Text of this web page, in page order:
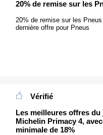
20% de remise sur les
20% de remise sur les
dernière offre pour Pneus
Vérifié
Les meilleures offres
Michelin Primacy 4,
minimale de 18%